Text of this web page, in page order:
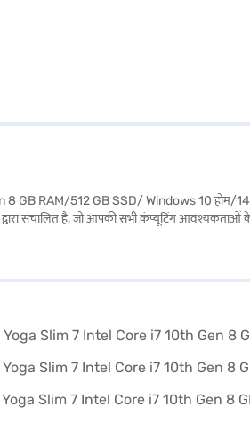
RAM/512 GB SSD/ Windows 10 होम/14 इंच
संचालित है, जो आपकी सभी कंप्यूटिंग आवश्यकताओं के
परफेक्ट है, जो कभी भी प्रोडक्टिव रहने के लिए